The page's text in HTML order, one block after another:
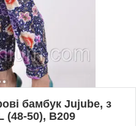
бамбук Jujube, з
(48-50), B209